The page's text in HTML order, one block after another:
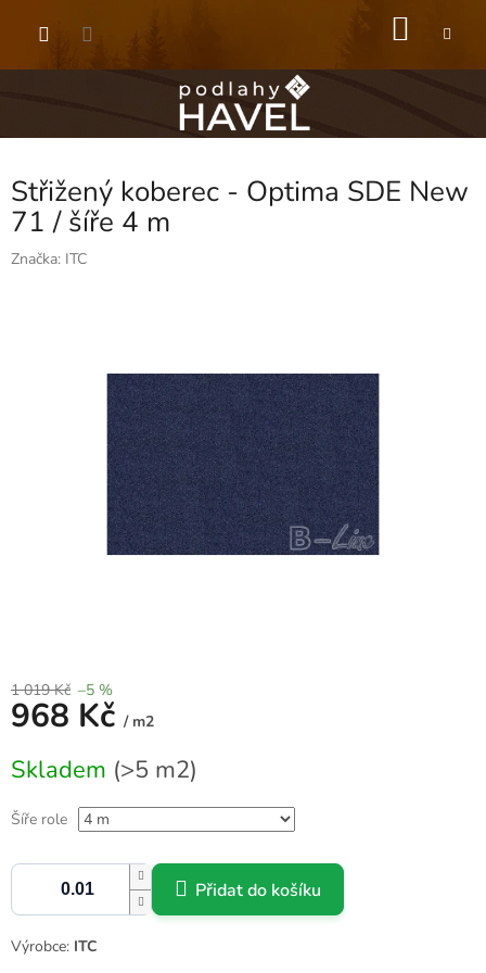
Střižený koberec - Optima SDE New
71 / šíře 4 m
Značka: ITC
1 019 Kč –5 %
968 Kč / m2
cena:
Skladem (>5 m2)
Šíře role
Přidat do košíku
Výrobce: ITC